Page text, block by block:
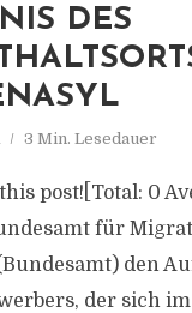
DES
3 Min. Lesedauer
post![Total: 0
für
den
der sich im